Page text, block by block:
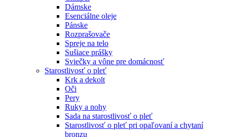
Dámske
Esenciálne oleje
Pánske
Rozprašovače
Spreje na telo
Sušiace prášky
Sviečky a vône pre domácnosť
Starostlivosť o pleť
Krk a dekolt
Oči
Pery
Ruky a nohy
Sada na starostlivosť o pleť
Starostlivosť o pleť pri opaľovaní a chytaní
bronzu